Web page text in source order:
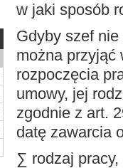
w jaki sposób
Gdyby szef
można przyjąć
rozpoczęcia
umowy, jej
zgodnie z art.
datę zawarcia
∑ rodzaj pracy,